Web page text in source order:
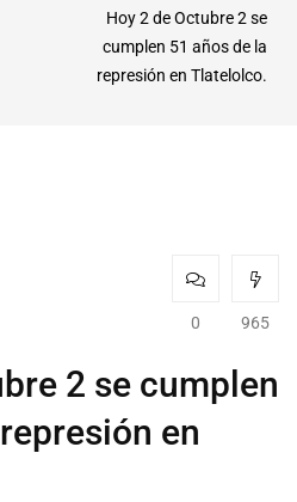
Hoy 2 de Octubre 2 se
cumplen 51 años de la
represión en Tlatelolco.
0 965
2 se cumplen
en